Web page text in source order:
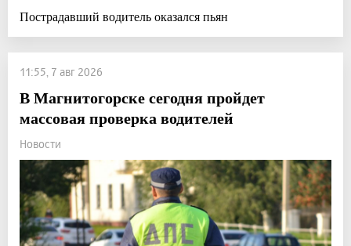
Пострадавший водитель оказался пьян
11:55, 7 авг 2026
В Магнитогорске сегодня пройдет
массовая проверка водителей
Новости